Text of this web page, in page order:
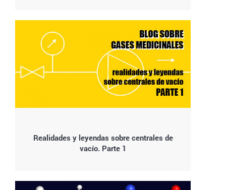
Realidades y leyendas sobre centrales de
vacío. Parte 1